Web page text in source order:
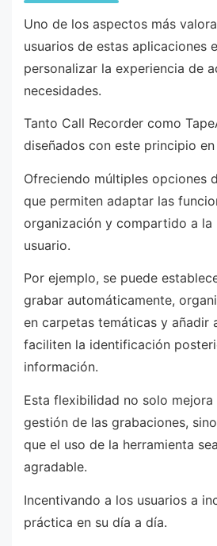
Uno de los aspectos más
usuarios de estas aplicaciones
personalizar la experiencia de
necesidades.
Tanto Call Recorder como
diseñados con este principio en
Ofreciendo múltiples opciones
que permiten adaptar las
organización y compartido a la
usuario.
Por ejemplo, se puede
grabar automáticamente,
en carpetas temáticas y añadir
faciliten la identificación
información.
Esta flexibilidad no solo mejora
gestión de las grabaciones,
que el uso de la herramienta
agradable.
Incentivando a los usuarios a
práctica en su día a día.